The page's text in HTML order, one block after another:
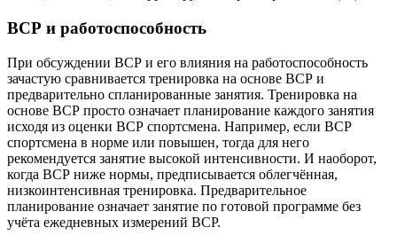
ВСР и работоспособность
При обсуждении ВСР и его влияния на работоспособность
зачастую сравнивается тренировка на основе ВСР и
предварительно спланированные занятия. Тренировка на
основе ВСР просто означает планирование каждого занятия
исходя из оценки ВСР спортсмена. Например, если ВСР
спортсмена в норме или повышен, тогда для него
рекомендуется занятие высокой интенсивности. И наоборот,
когда ВСР ниже нормы, предписывается облегчённая,
низкоинтенсивная тренировка. Предварительное
планирование означает занятие по готовой программе без
учёта ежедневных измерений ВСР.